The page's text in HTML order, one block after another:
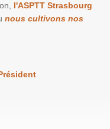
l'ASPTT Strasbourg
nous cultivons nos